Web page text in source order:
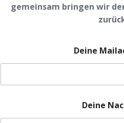
gemeinsam bringen wir
Deine
a
c
Deine